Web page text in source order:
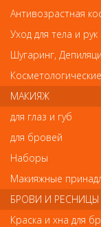
Химсоставы для
Concept Крем-
волос до/после
150мл
650
Антивозрастная
Уход для тела и рук
Шугаринг,
МАКИЯЖ
для глаз и губ
для бровей
Наборы
Макияжные
БРОВИ И РЕСНИЦЫ
Краска и хна для